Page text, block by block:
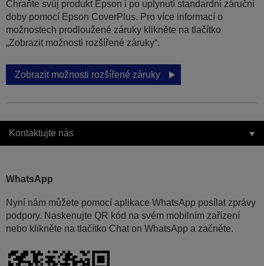
Chraňte svůj produkt Epson i po uplynutí standardní záruční
doby pomocí Epson CoverPlus. Pro více informací o
možnostech prodloužené záruky klikněte na tlačítko
„Zobrazit možnosti rozšířené záruky“.
Zobrazit možnosti rozšířené záruky
Kontaktujte nás
WhatsApp
Nyní nám můžete pomocí aplikace WhatsApp posílat zprávy
podpory. Naskenujte QR kód na svém mobilním zařízení
nebo klikněte na tlačítko Chat on WhatsApp a začněte.